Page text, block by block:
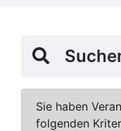
Sie haben
folgenden